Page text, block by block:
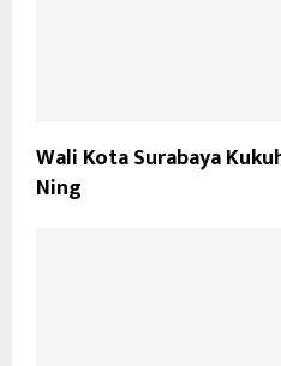
Wali Kota Surabaya
Ning